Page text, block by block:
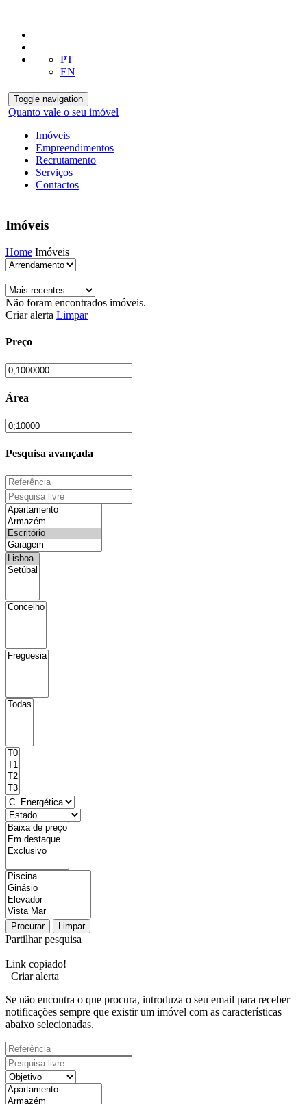
PT
EN
Toggle navigation
Quanto vale o seu imóvel
Imóveis
Empreendimentos
Recrutamento
Serviços
Contactos
Imóveis
Home Imóveis
Não foram encontrados imóveis.
Criar alerta Limpar
Preço
Área
Pesquisa avançada
Procurar Limpar
Partilhar pesquisa
Link copiado!
Criar alerta
Se não encontra o que procura, introduza o seu email para receber
notificações sempre que existir um imóvel com as características
abaixo selecionadas.